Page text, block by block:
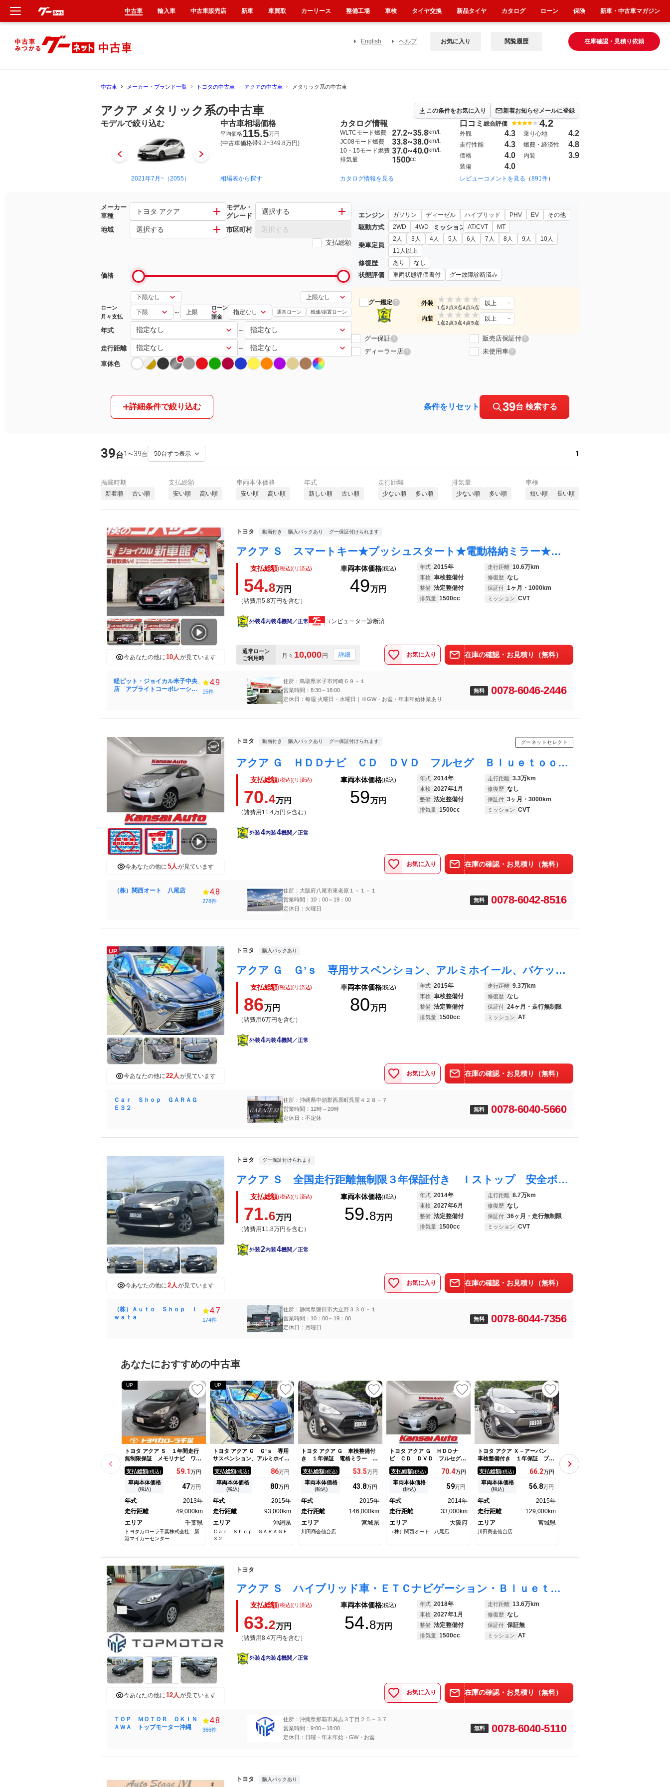
English ヘルプ 在庫確認・見積り依頼
お気に入り 閲覧履歴
中古車 メーカー・ブランド一覧 トヨタの中古車 アクアの中古車 メタリック系の中古車
アクア メタリック系の中古車 この条件をお気に入り 新着お知らせメールに登録
モデルで絞り込む
2021年7月~（2055） 2011年12月~2021年7月（5212） 2021年7月~（2055）
中古車相場価格
平均価格115.5万円
(中古車価格帯9.2~349.8万円)
相場表から探す
カタログ情報
WLTCモード燃費 27.2~35.8km/L
JC08モード燃費
33.8~38.0km/L
10・15モード燃費 37.0~40.0km/L
排気量
1500cc
カタログ情報を見る
口コミ 総合評価 4.2
外観 4.3 乗り心地 4.2
走行性能 4.3 燃費・経済性 4.8
価格 4.0 内装 3.9
装備 4.0
レビューコメントを見る （891件）
メーカー
車種
トヨタ アクア
モデル・
グレード
選択する
地域 選択する 市区町村 選択する
支払総額
価格
ローン
月々支払
～
ローン
頭金
通常ローン 残価/据置ローン
年式 ～
走行距離 ～
車体色
エンジン ガソリン ディーゼル ハイブリッド PHV EV その他
駆動方式 2WD 4WD ミッション AT/CVT MT
乗車定員
2人 3人 4人 5人 6人 7人 8人 9人
10人
11人以上
修復歴 あり なし
状態評価 車両状態評価書付 グー故障診断済み
グー鑑定 ? 外装 ★
1点
★
2点
★
3点
★
4点
★
5点
以上
内装 ★
1点
★
2点
★
3点
★
4点
★
5点
以上
グー保証 ? 販売店保証付 ?
ディーラー店 ? 未使用車 ?
詳細条件で絞り込む 条件をリセット 39台 検索する
39台1 〜39台 1
掲載時期
新着順 古い順
支払総額
安い順 高い順
車両本体価格
安い順 高い順
年式
新しい順 古い順
走行距離
少ない順 多い順
排気量
少ない順 多い順
車検
短い順 長い順
今あなたの他に10人が見ています
トヨタ 動画付き 購入パックあり グー保証付けられます
アクア Ｓ スマートキー★プッシュスタート★電動格納ミラー★オートエアコン★ＥＴＣ★
支払総額(税込)(リ済込)
54.8万円
（諸費用5.8万円を含む）
車両本体価格(税込)
49万円
年式 2015年 走行距離 10.6万km
車検 車検整備付 修復歴 なし
整備 法定整備付 保証付 1ヶ月・1000km
排気量 1500cc ミッション CVT
外装4内装4機関／正常 コンピューター診断済
通常ローン
ご利用時
月々 10,000円 詳細 お気に入り 在庫の確認・お見積り（無料）
軽ピット・ジョイカル米子中央
店 アプライトコーポレーショ
4.9
15件
住所：鳥取県米子市河崎６９－１
営業時間：8:30～18:00
定休日：毎週 火曜日・水曜日｜※GW・お盆・年末年始休業あり
無料 0078-6046-2446
今あなたの他に5人が見ています
トヨタ 動画付き 購入パックあり グー保証付けられます グーネットセレクト
アクア Ｇ ＨＤＤナビ ＣＤ ＤＶＤ フルセグ Ｂｌｕｅｔｏｏｔｈ バックカメラ ドラレコ ＥＴＣ キーレス 電格ミラー チルトステア オートエアコン ＬＥＤヘッド リアワイパー Ｗエアバック １５アルミ ＡＢＳ
支払総額(税込)(リ済込)
70.4万円
（諸費用11.4万円を含む）
車両本体価格(税込)
59万円
年式 2014年 走行距離 3.3万km
車検 2027年1月 修復歴 なし
整備 法定整備付 保証付 3ヶ月・3000km
排気量 1500cc ミッション CVT
外装4内装4機関／正常
お気に入り 在庫の確認・お見積り（無料）
（株）関西オート 八尾店 4.8
278件
住所：大阪府八尾市東老原１－１－１
営業時間：10：00～19：00
定休日：火曜日
無料 0078-6042-8516
UP
今あなたの他に22人が見ています
トヨタ 購入パックあり
アクア Ｇ Ｇ’ｓ 専用サスペンション、アルミホイール、バケット風シート、インテリア、スポーツコンバーションモデルです
支払総額(税込)(リ済込)
86万円
（諸費用6万円を含む）
車両本体価格(税込)
80万円
年式 2015年 走行距離 9.3万km
車検 車検整備付 修復歴 なし
整備 法定整備付 保証付 24ヶ月・走行無制限
排気量 1500cc ミッション AT
外装4内装4機関／正常
お気に入り 在庫の確認・お見積り（無料）
Ｃａｒ Ｓｈｏｐ ＧＡＲＡＧ
Ｅ３２
住所：沖縄県中頭郡西原町呉屋４２８－７
営業時間：12時～20時
定休日：不定休
無料 0078-6040-5660
今あなたの他に2人が見ています
トヨタ グー保証付けられます
アクア Ｓ 全国走行距離無制限３年保証付き Ｉストップ 安全ボディ 運転席助手席エアバッグ パワーステ キーレスリモコン 運転席エアバッグ エアコン ＥＳＣ ＰＷ ＡＢＳ
支払総額(税込)(リ済込)
71.6万円
（諸費用11.8万円を含む）
車両本体価格(税込)
59.8万円
年式 2014年 走行距離 8.7万km
車検 2027年6月 修復歴 なし
整備 法定整備付 保証付 36ヶ月・走行無制限
排気量 1500cc ミッション CVT
外装2内装4機関／正常
お気に入り 在庫の確認・お見積り（無料）
（株）Ａｕｔｏ Ｓｈｏｐ Ｉ
ｗａｔａ
4.7
174件
住所：静岡県磐田市大立野３３０－１
営業時間：10：00～19：00
定休日：月曜日
無料 0078-6044-7356
あなたにおすすめの中古車
UP
トヨタ アクア Ｓ １年間走行
無制限保証 メモリナビ ワン
セグＴＶ バックカメラ ＥＴ
Ｃ オートエアコン
支払総額(税込) 59.1万円
車両本体価格
(税込) 47万円
年式
2013年
走行距離
49,000km
エリア
千葉県
トヨタカローラ千葉株式会社 新
港マイカーセンター
UP
トヨタ アクア Ｇ Ｇ’ｓ 専用
サスペンション、アルミホイー
ル、バケット風シート、インテ
リア、スポーツコンバーション
モデルです
支払総額(税込) 86万円
車両本体価格
(税込) 80万円
年式
2015年
走行距離
93,000km
エリア
沖縄県
Ｃａｒ Ｓｈｏｐ ＧＡＲＡＧＥ
３２
トヨタ アクア Ｇ 車検整備付
き １年保証 電格ミラー ビ
ルトインＥＴＣ ＣＤ ＦＭ／
ＡＭ クルーズコントロール
電格ミラー 横滑り防止装置
パワーステアリング パワーウ
支払総額(税込) 53.5万円
車両本体価格
(税込) 43.8万円
年式
2015年
走行距離
146,000km
エリア
宮城県
川田商会仙台店
トヨタ アクア Ｇ ＨＤＤナ
ビ ＣＤ ＤＶＤ フルセグ
Ｂｌｕｅｔｏｏｔｈ バックカ
メラ ドラレコ ＥＴＣ キー
レス 電格ミラー チルトステ
ア オートエアコン ＬＥＤヘ
ック １５アルミ ＡＢＳ
支払総額(税込) 70.4万円
車両本体価格
(税込) 59万円
年式
2014年
走行距離
33,000km
エリア
大阪府
（株）関西オート 八尾店
トヨタ アクア Ｘ－アーバン
車検整備付き １年保証 プッ
シュスタート スマートキー
電格ミラー パワーウィンド
ウ パワーステアリング ハー
フレザーシート ナビ ＴＶ
ーター 横滑り防止 ＥＴＣ
支払総額(税込) 66.2万円
車両本体価格
(税込) 56.8万円
年式
2015年
走行距離
129,000km
エリア
宮城県
川田商会仙台店
無制限保証 メモリナビ フル
セグＴＶ バックカメラ ＥＴ
Ｃ クルーズコントロール Ｄ
支払総額
今あなたの他に 12人 が見ています
トヨタ
アクア Ｓ ハイブリッド車・ＥＴＣナビゲーション・Ｂｌｕｅｔｏｏｔｈ付
支払総額(税込)(リ済込)
63.2万円
（諸費用8.4万円を含む）
車両本体価格(税込)
54.8万円
年式 2018年 走行距離 13.6万km
車検 2027年1月 修復歴 なし
整備 法定整備付 保証付 保証無
排気量 1500cc ミッション AT
外装4内装4機関／正常
お気に入り 在庫の確認・お見積り（無料）
ＴＯＰ ＭＯＴＯＲ ＯＫＩＮ
ＡＷＡ トップモーター沖縄
4.8
366件
住所：沖縄県那覇市具志３丁目２５－３７
営業時間：9:00～18:00
定休日：日曜・年末年始・GW・お盆
無料 0078-6040-5110
トヨタ 購入パックあり
中古車 輸入車 中古車販売店 新車 車買取 カーリース 整備工場 車検 タイヤ交換 新品タイヤ カタログ ローン 保険 新車・中古車マガジン
新車